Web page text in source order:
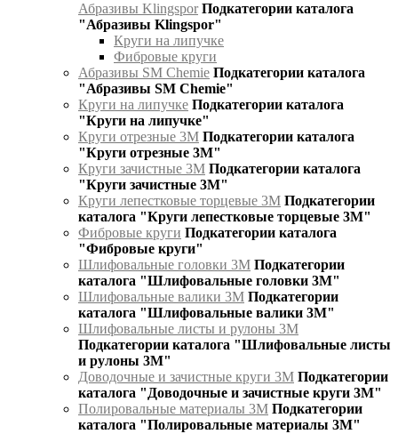
Абразивы Klingspor Подкатегории каталога
"Абразивы Klingspor"
Круги на липучке
Фибровые круги
Абразивы SM Chemie Подкатегории каталога
"Абразивы SM Chemie"
Круги на липучке Подкатегории каталога
"Круги на липучке"
Круги отрезные 3М Подкатегории каталога
"Круги отрезные 3М"
Круги зачистные 3М Подкатегории каталога
"Круги зачистные 3М"
Круги лепестковые торцевые 3М Подкатегории
каталога "Круги лепестковые торцевые 3М"
Фибровые круги Подкатегории каталога
"Фибровые круги"
Шлифовальные головки 3М Подкатегории
каталога "Шлифовальные головки 3М"
Шлифовальные валики 3М Подкатегории
каталога "Шлифовальные валики 3М"
Шлифовальные листы и рулоны 3М
Подкатегории каталога "Шлифовальные листы
и рулоны 3М"
Доводочные и зачистные круги 3М Подкатегории
каталога "Доводочные и зачистные круги 3М"
Полировальные материалы 3М Подкатегории
каталога "Полировальные материалы 3М"